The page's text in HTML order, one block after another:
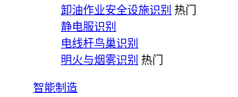
卸油作业安全设施识别 热门
静电服识别
电线杆鸟巢识别
明火与烟雾识别 热门
智能制造